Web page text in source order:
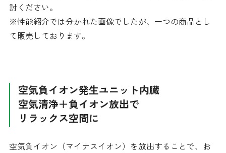
討ください。
※性能紹介では分かれた画像でしたが、一つの商品とし
て販売しております。
空気負イオン発生ユニット内臓
空気清浄＋負イオン放出で
リラックス空間に
空気負イオン（マイナスイオン）を放出することで、お